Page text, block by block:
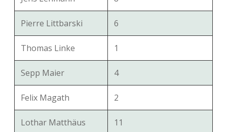
Pierre Littbarski 6
Thomas Linke 1
Sepp Maier 4
Felix Magath 2
Lothar Matthäus 11